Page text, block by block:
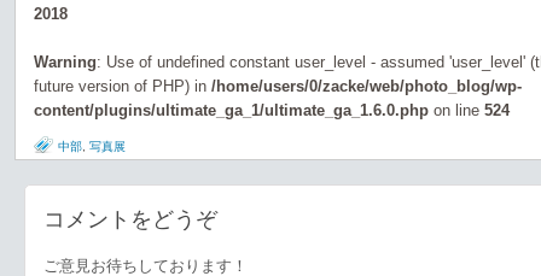
2018
Warning: Use of undefined constant user_level - assumed 'user_level'
future version of PHP) in /home/users/0/zacke/web/photo_blog/wp-
content/plugins/ultimate_ga_1/ultimate_ga_1.6.0.php on line 524
中部 写真展
コメントをどうぞ
ご意見お待ちしております！